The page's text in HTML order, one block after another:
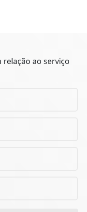
relação ao serviço